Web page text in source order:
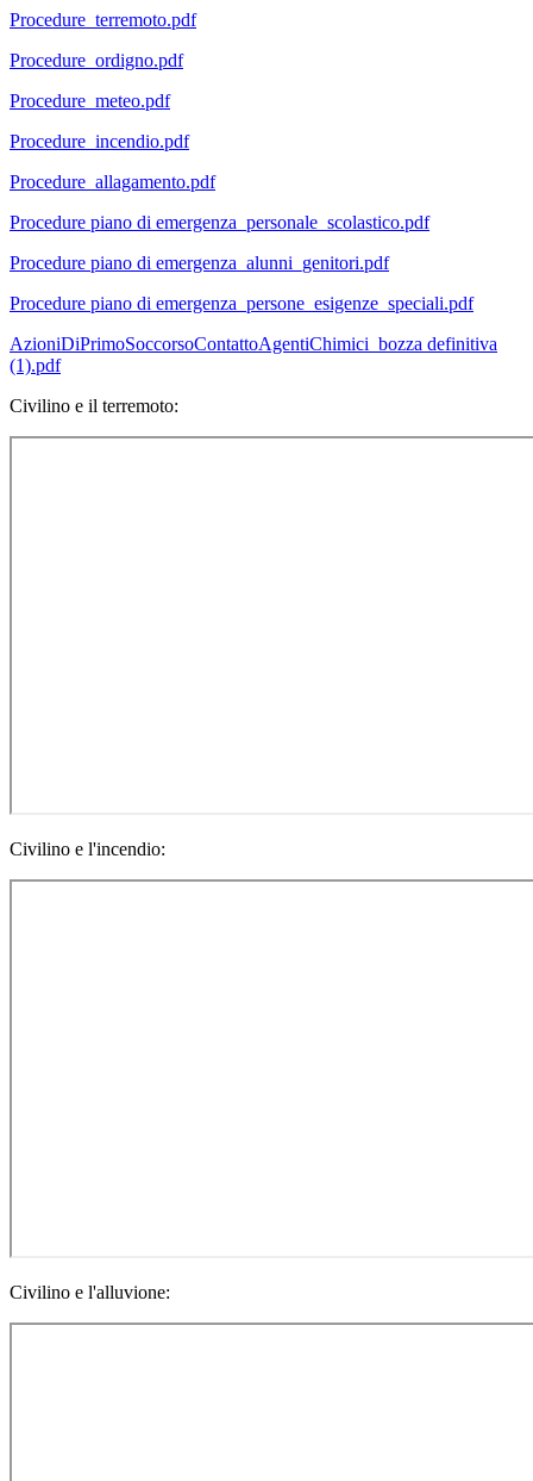
Procedure_terremoto.pdf
Procedure_ordigno.pdf
Procedure_meteo.pdf
Procedure_incendio.pdf
Procedure_allagamento.pdf
Procedure piano di emergenza_personale_scolastico.pdf
Procedure piano di emergenza_alunni_genitori.pdf
Procedure piano di emergenza_persone_esigenze_speciali.pdf
AzioniDiPrimoSoccorsoContattoAgentiChimici_bozza definitiva
(1).pdf
Civilino e il terremoto:
Civilino e l'incendio:
Civilino e l'alluvione: